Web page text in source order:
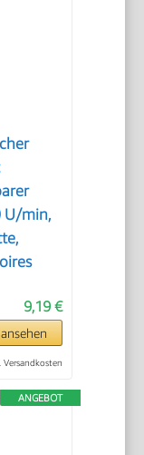
U/min,
9,19 €
Versandkosten
ANGEBOT